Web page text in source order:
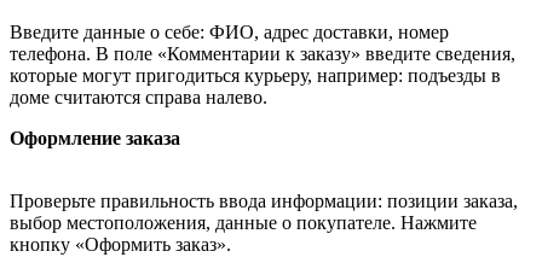
Введите данные о себе: ФИО, адрес доставки, номер
телефона. В поле «Комментарии к заказу» введите сведения,
которые могут пригодиться курьеру, например: подъезды в
доме считаются справа налево.
Оформление заказа
Проверьте правильность ввода информации: позиции заказа,
выбор местоположения, данные о покупателе. Нажмите
кнопку «Оформить заказ».